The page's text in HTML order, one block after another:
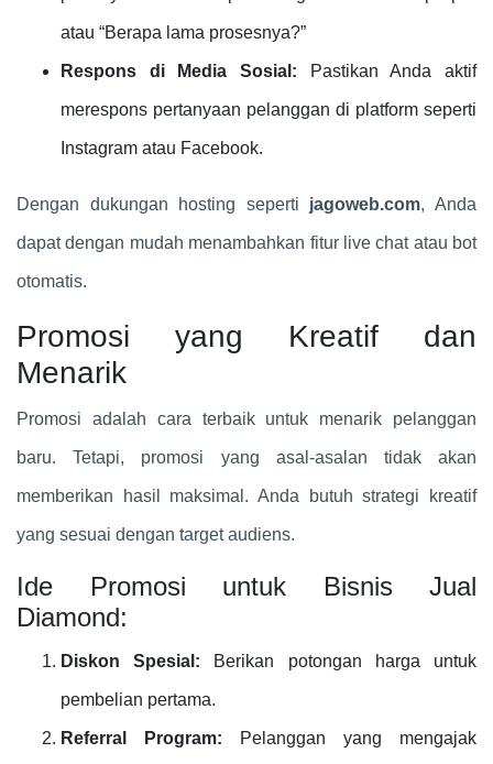
atau “Berapa lama prosesnya?”
Respons di Media Sosial: Pastikan Anda aktif
merespons pertanyaan pelanggan di platform seperti
Instagram atau Facebook.
Dengan dukungan hosting seperti jagoweb.com, Anda
dapat dengan mudah menambahkan fitur live chat atau bot
otomatis.
Promosi yang Kreatif dan
Menarik
Promosi adalah cara terbaik untuk menarik pelanggan
baru. Tetapi, promosi yang asal-asalan tidak akan
memberikan hasil maksimal. Anda butuh strategi kreatif
yang sesuai dengan target audiens.
Ide Promosi untuk Bisnis Jual
Diamond:
Diskon Spesial: Berikan potongan harga untuk
pembelian pertama.
Referral Program: Pelanggan yang mengajak